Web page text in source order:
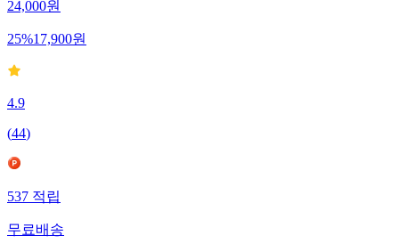
24,000원
25%17,900원
4.9
(44)
537적립
무료배송